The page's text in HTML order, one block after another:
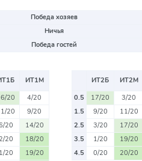
Победа хозяев
Ничья
Победа гостей
ИТ1М
20
4/20
20
9/20
20
14/20
20
18/20
1/20
19/20
ИТ2Б
ИТ2М
0.5
17/20
3/20
1.5
9/20
11/20
2.5
3/20
17/20
3.5
1/20
19/20
4.5
0/20 20/20